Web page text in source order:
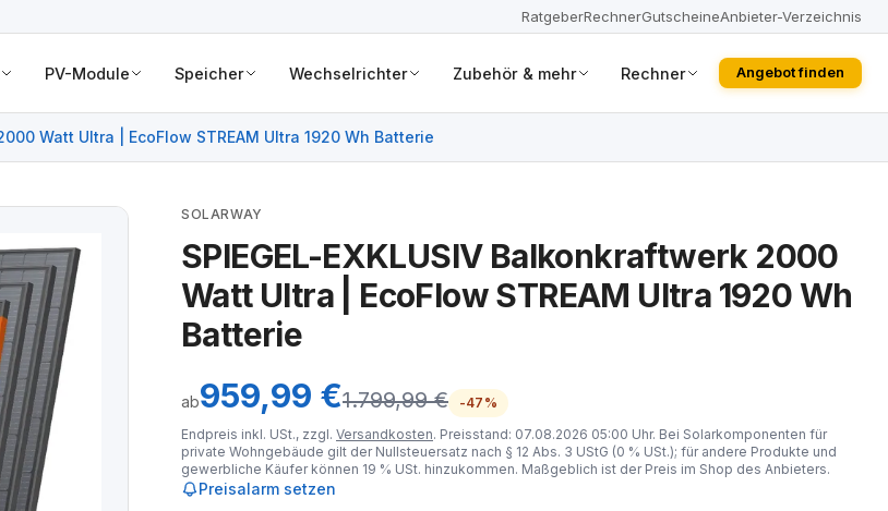
RatgeberRechnerGutscheineAnbieter-Verzeichnis
PV-Module Speicher Wechselrichter Zubehör & mehr Rechner Angebot finden
Watt Ultra | EcoFlow STREAM Ultra 1920 Wh Batterie
SOLARWAY
SPIEGEL-EXKLUSIV Balkonkraftwerk 2000
Watt Ultra | EcoFlow STREAM Ultra 1920 Wh
Batterie
ab959,99 €1.799,99 €
-47%
Endpreis inkl. USt., zzgl. Versandkosten. Preisstand: 07.08.2026 05:00 Uhr. Bei Solarkomponenten für
private Wohngebäude gilt der Nullsteuersatz nach § 12 Abs. 3 UStG (0 % USt.); für andere Produkte und
gewerbliche Käufer können 19 % USt. hinzukommen. Maßgeblich ist der Preis im Shop des Anbieters.
Preisalarm setzen